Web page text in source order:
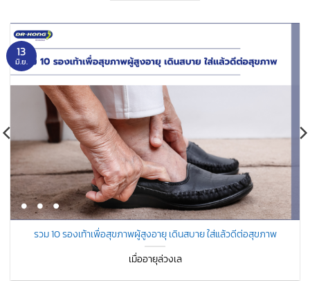
รวม 10 รองเท้าเพื่อสุขภาพผู้สูงอายุ เดินสบาย ใส่แล้วดีต่อสุขภาพ
เมื่ออายุล่วงเล
13
มิ.ย.